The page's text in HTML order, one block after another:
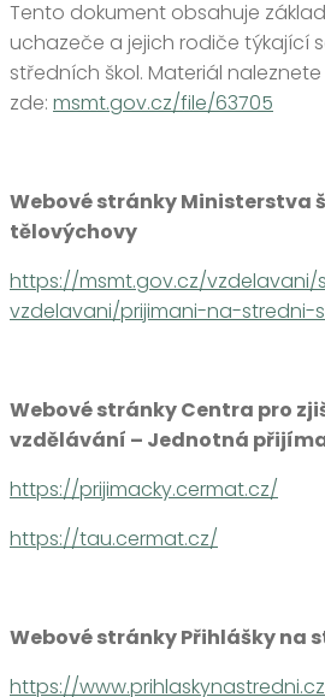
Tento dokument obsahuje
uchazeče a jejich rodiče týkající
středních škol. Materiál naleznete
zde: msmt.gov.cz/file/63705
Webové stránky Ministerstva
tělovýchovy
https://msmt.gov.cz/vzdelavani/
vzdelavani/prijimani-na-stredni-
Webové stránky Centra pro
vzdělávání – Jednotná
https://prijimacky.cermat.cz/
https://tau.cermat.cz/
Webové stránky Přihlášky na
https://